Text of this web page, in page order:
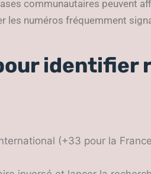
communautaires peuvent
les numéros fréquemment
identifier
(+33 pour la